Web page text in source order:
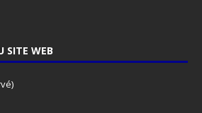
SITE WEB